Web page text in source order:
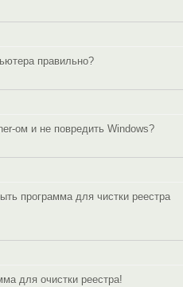
правильно?
ом и не повредить Windows?
программа для чистки реестра
для очистки реестра!